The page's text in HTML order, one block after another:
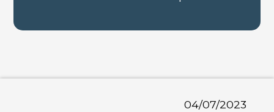
04/07/2023